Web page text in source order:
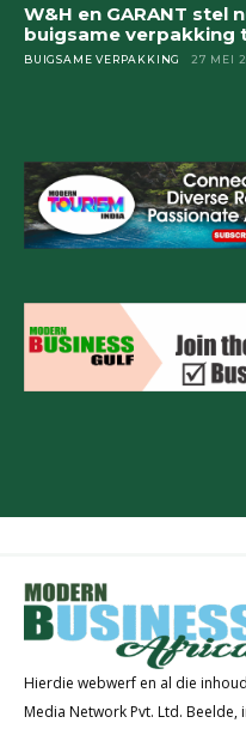
W&H en GARANT stel
buigsame verpakking
BUIGSAME VERPAKKING 27 MEI
Hierdie webwerf en al die
Media Network Pvt. Ltd.